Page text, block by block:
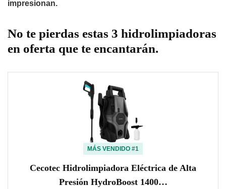
impresionan.
No te pierdas estas 3 hidrolimpiadoras
en oferta que te encantarán.
MÁS VENDIDO #1
Cecotec Hidrolimpiadora Eléctrica de Alta
Presión HydroBoost 1400…